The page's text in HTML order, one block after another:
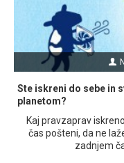
Ste iskreni do sebe in
planetom?
Kaj pravzaprav
čas pošteni, da ne
zadnjem